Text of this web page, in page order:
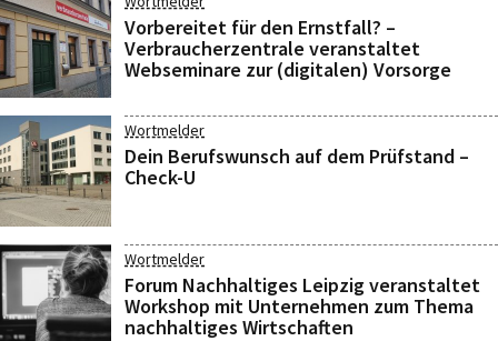
Vorbereitet für den Ernstfall? –
Verbraucherzentrale veranstaltet
Webseminare zur (digitalen) Vorsorge
Wortmelder
Dein Berufswunsch auf dem Prüfstand –
Check-U
Wortmelder
Forum Nachhaltiges Leipzig veranstaltet
Workshop mit Unternehmen zum Thema
nachhaltiges Wirtschaften